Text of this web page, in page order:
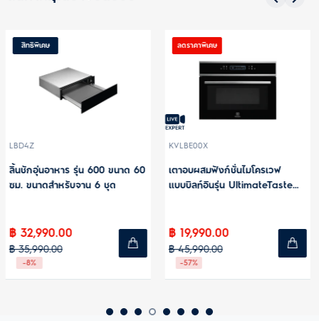
60
ลดราคาพิเศษ
เตาอบผสมฟังก์ชั่นไมโครเวฟ
แบบบิลท์อินรุ่น UltimateTaste
฿ 19,990.00
฿ 45,990.00
สิทธิพิเศษ
KVLAE2XH
60cm 800 CombiQuick
ไมโครเวฟ ระบบ ย่าง กับ 44L
฿ 35,990.00
฿ 39,990.00